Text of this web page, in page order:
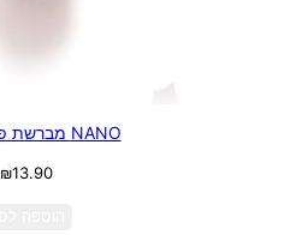
NANO מברשת פן 30 מ'מ
₪13.90